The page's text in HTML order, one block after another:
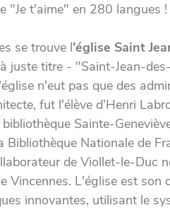
"Je t'aime" en 280 langues !
se trouve l'église Saint
juste titre - "Saint-Jean-
n'eut pas que des
fut l'élève d'Henri
Sainte-
Bibliothèque Nationale de
de Viollet-le-Duc
Vincennes. L'église est son
innovantes, utilisant le